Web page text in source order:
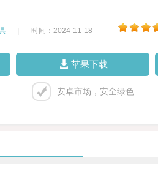
时间：2024-11-18
苹果下载
安卓市场，安全绿色